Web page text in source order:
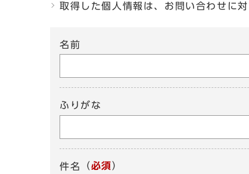
取得した個人情報は、お問い合わせに
名前
ふりがな
件名 （必須）